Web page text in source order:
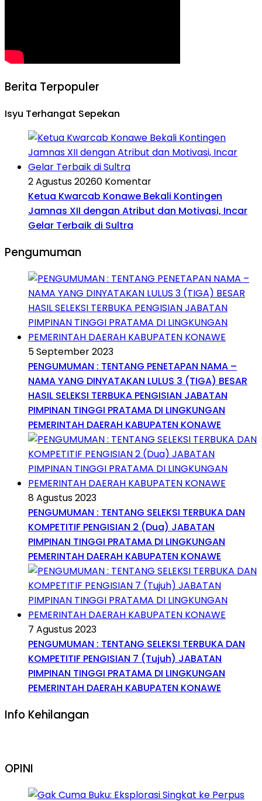
Berita Terpopuler
Isyu Terhangat Sepekan
2 Agustus 20260 Komentar
Ketua Kwarcab Konawe Bekali Kontingen
Jamnas XII dengan Atribut dan Motivasi, Incar
Gelar Terbaik di Sultra
Pengumuman
5 September 2023
PENGUMUMAN : TENTANG PENETAPAN NAMA –
NAMA YANG DINYATAKAN LULUS 3 (TIGA) BESAR
HASIL SELEKSI TERBUKA PENGISIAN JABATAN
PIMPINAN TINGGI PRATAMA DI LINGKUNGAN
PEMERINTAH DAERAH KABUPATEN KONAWE
8 Agustus 2023
PENGUMUMAN : TENTANG SELEKSI TERBUKA DAN
KOMPETITIF PENGISIAN 2 (Dua) JABATAN
PIMPINAN TINGGI PRATAMA DI LINGKUNGAN
PEMERINTAH DAERAH KABUPATEN KONAWE
7 Agustus 2023
PENGUMUMAN : TENTANG SELEKSI TERBUKA DAN
KOMPETITIF PENGISIAN 7 (Tujuh) JABATAN
PIMPINAN TINGGI PRATAMA DI LINGKUNGAN
PEMERINTAH DAERAH KABUPATEN KONAWE
Info Kehilangan
OPINI